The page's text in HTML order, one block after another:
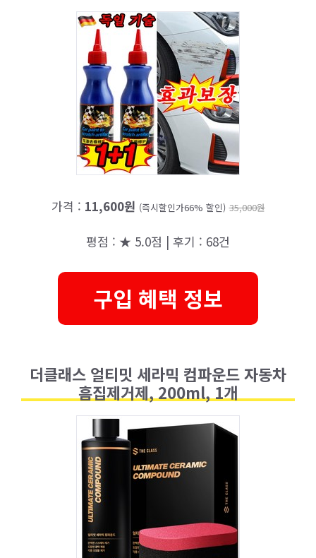
가격 : 11,600원 (즉시할인가66% 할인) 35,000원
평점 : ★ 5.0점 | 후기 : 68건
구입 혜택 정보
더클래스 얼티밋 세라믹 컴파운드 자동차
흠집제거제, 200ml, 1개